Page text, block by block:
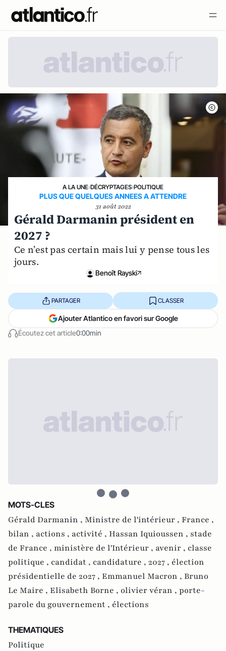
A LA UNE›DÉCRYPTAGES›POLITIQUE
PLUS QUE QUELQUES ANNEES A ATTENDRE
31 août 2022
Gérald Darmanin président en
2027 ?
Ce n’est pas certain mais lui y pense tous les
jours.
Benoît Rayski
Écoutez cet article0:00min
PARTAGER CLASSER
Ajouter Atlantico en favori sur Google
MOTS-CLES
Gérald Darmanin , Ministre de l'intérieur , France ,
bilan , actions , activité , Hassan Iquioussen , stade
de France , ministère de l'Intérieur , avenir , classe
politique , candidat , candidature , 2027 , élection
présidentielle de 2027 , Emmanuel Macron , Bruno
Le Maire , Elisabeth Borne , olivier véran , porte-
parole du gouvernement , élections
THEMATIQUES
Politique